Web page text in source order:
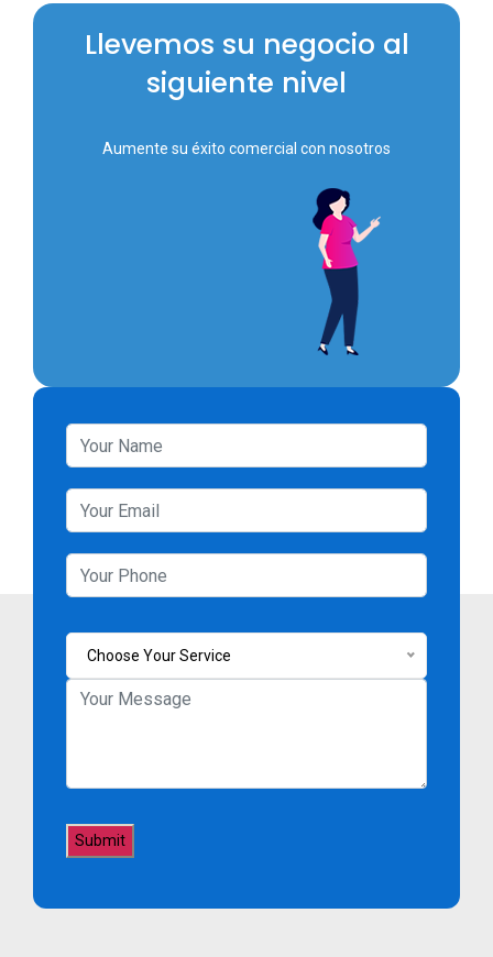
Llevemos su negocio al
siguiente nivel
Aumente su éxito comercial con nosotros
Choose Your Service